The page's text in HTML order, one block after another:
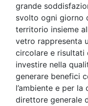
grande
svolto ogni giorno
territorio insieme
vetro rappresenta
circolare e risultati
investire nella
generare benefici
l’ambiente e per
direttore generale